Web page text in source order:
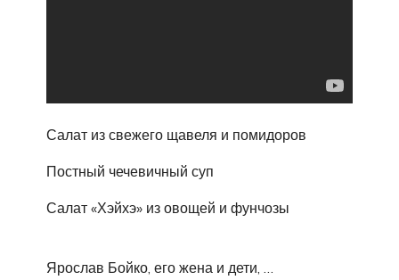
Салат из свежего щавеля и помидоров
Постный чечевичный суп
Салат «Хэйхэ» из овощей и фунчозы
Ярослав Бойко, его жена и дети, …